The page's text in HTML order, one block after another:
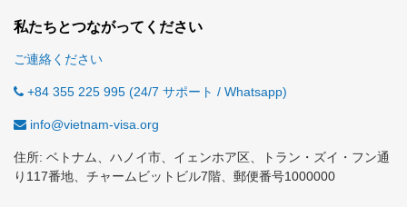
私たちとつながってください
ご連絡ください
+84 355 225 995 (24/7 サポート / Whatsapp)
info@vietnam-visa.org
住所: ベトナム、ハノイ市、イェンホア区、トラン・ズイ・フン通
り117番地、チャームビットビル7階、郵便番号1000000